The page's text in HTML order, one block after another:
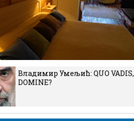
Владимир Умељић: QUO VADIS,
DOMINE?